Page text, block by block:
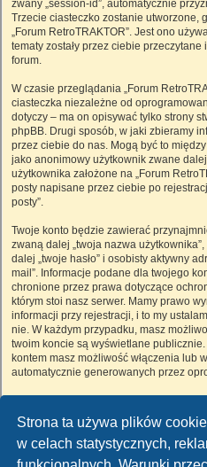
Strona ta używa plików
w celach statystycznych,
zwany „session-id”, automatycznie
Trzecie ciasteczko zostanie utworzone,
„Forum RetroTRAKTOR”. Jest ono
tematy zostały przez ciebie
forum.
W czasie przeglądania „Forum
ciasteczka niezależne od
dotyczy – ma on opisywać tylko strony
phpBB. Drugi sposób, w jaki zbieramy
przez ciebie do nas. Mogą być to
jako anonimowy użytkownik zwane
użytkownika założone na „Forum
posty napisane przez ciebie po
posty”.
Twoje konto będzie zawierać
zwaną dalej „twoja nazwa
dalej „twoje hasło” i osobisty aktywny
mail”. Informacje podane dla twojego
chronione przez prawa dotyczące
którym stoi nasz serwer. Mamy prawo
informacji przy rejestracji, i to my
nie. W każdym przypadku, masz
twoim koncie są wyświetlane
kontem masz możliwość włączenia lub
automatycznie generowanych przez
Twoje hasło jest zaszyfrowane, więc
używać tego samego hasła na różnych
umożliwia dostęp do twojego konta na
i w żadnym wypadku nie podawaj
„Nie pamiętam hasła”. Witryna